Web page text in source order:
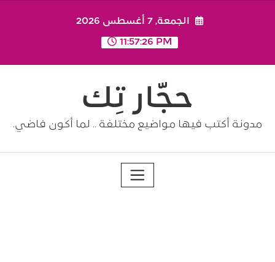
الجمعة, 7 أغسطس 2026
11:57:27 PM
حجّار تِك
مدونة أكتب فيها مواضيع مختلفة .. لما أكون فاضي.